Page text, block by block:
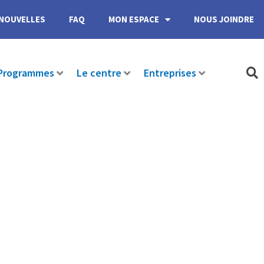
FAQ MON ESPACE NOUS JOINDRE
Le centre Entreprises